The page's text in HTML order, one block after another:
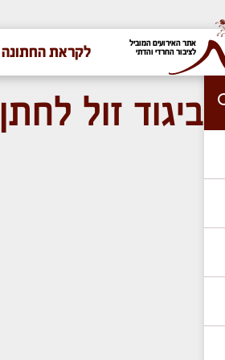
אתר האירועים המוביל
לציבור החרדי והדתי
לקראת החתונה
ביגוד זול לחתן